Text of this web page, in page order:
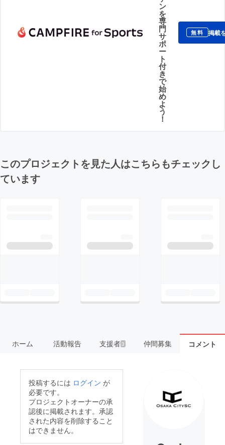
ン
を
専
門
サ
ポ
ー
ト
付
き
で
始
め
よ
う
！
無料 掲載
このプロジェクトを見た人はこちらもチェックし
ています
ホーム 活動報告 支援者3 仲間募集 コメント
投稿するには ログイン が
必要です。
プロジェクトオーナーの承
認後に掲載されます。承認
された内容を削除すること
はできません。